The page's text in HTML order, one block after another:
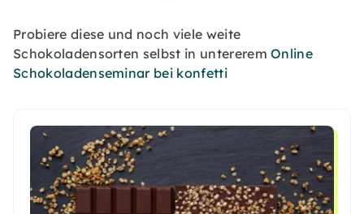
Probiere diese und noch viele weite
Schokoladensorten selbst in untereremOnline
Schokoladenseminar bei konfetti